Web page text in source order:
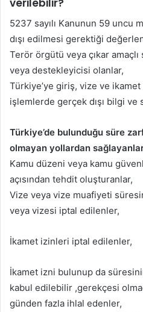
verilebilir?
5237 sayılı Kanunun 59 uncu
dışı edilmesi gerektiği
Terör örgütü veya çıkar
veya destekleyicisi olanlar,
Türkiye’ye giriş, vize ve
işlemlerde gerçek dışı bilgi ve
Türkiye’de bulunduğu süre
olmayan yollardan
Kamu düzeni veya kamu
açısından tehdit oluşturanlar,
Vize veya vize muafiyeti
veya vizesi iptal edilenler,
İkamet izinleri iptal edilenler,
İkamet izni bulunup da
kabul edilebilir ,gerekçesi
günden fazla ihlal edenler,